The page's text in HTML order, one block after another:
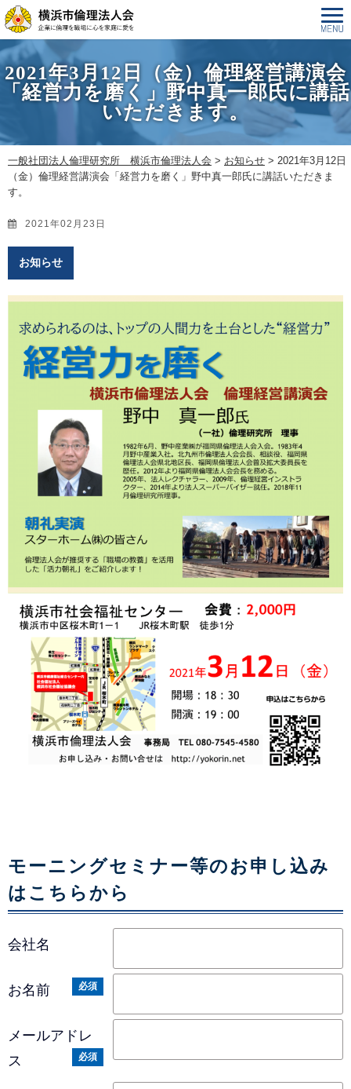
2021年3月12日（金）倫理経営講演会
「経営力を磨く」野中真一郎氏に講話
いただきます。
一般社団法人倫理研究所 横浜市倫理法人会 > お知らせ > 2021年3月12日
（金）倫理経営講演会「経営力を磨く」野中真一郎氏に講話いただきま
す。
2021年02月23日
お知らせ
モーニングセミナー​等のお申し込み
はこちらから
会社名
お名前 必須
メールアドレ
ス
必須